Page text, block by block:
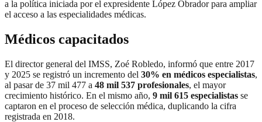
a la política iniciada por el expresidente López Obrador para ampliar
el acceso a las especialidades médicas.
Médicos capacitados
El director general del IMSS, Zoé Robledo, informó que entre 2017
y 2025 se registró un incremento del 30% en médicos especialistas,
al pasar de 37 mil 477 a 48 mil 537 profesionales, el mayor
crecimiento histórico. En el mismo año, 9 mil 615 especialistas se
captaron en el proceso de selección médica, duplicando la cifra
registrada en 2018.